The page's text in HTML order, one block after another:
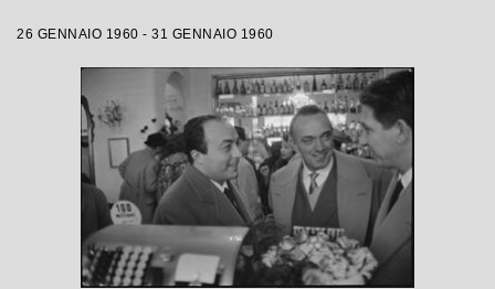
26 GENNAIO 1960 - 31 GENNAIO 1960